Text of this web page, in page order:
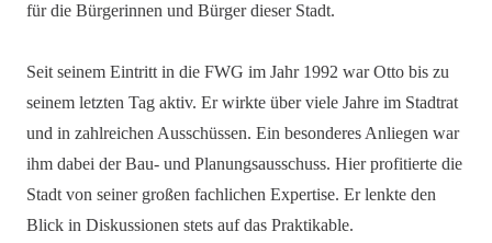
für die Bürgerinnen und Bürger dieser Stadt.
Seit seinem Eintritt in die FWG im Jahr 1992 war Otto bis zu
seinem letzten Tag aktiv. Er wirkte über viele Jahre im Stadtrat
und in zahlreichen Ausschüssen. Ein besonderes Anliegen war
ihm dabei der Bau- und Planungsausschuss. Hier profitierte die
Stadt von seiner großen fachlichen Expertise. Er lenkte den
Blick in Diskussionen stets auf das Praktikable.